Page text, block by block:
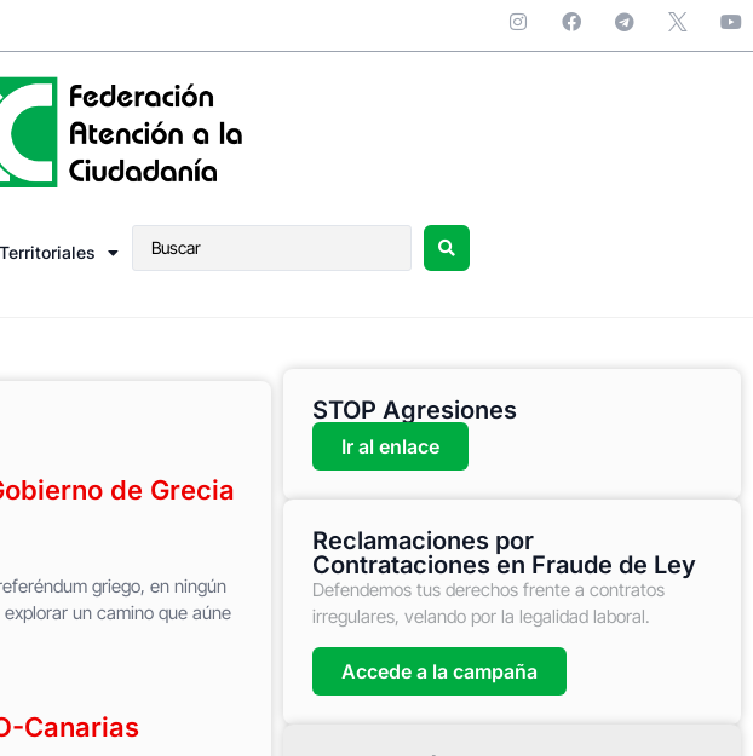
Territoriales
de Grecia
griego, en ningún
un camino que aúne
Canarias
STOP Agresiones
Ir al enlace
Reclamaciones por
Contrataciones en Fraude de Ley
Defendemos tus derechos frente a contratos
irregulares, velando por la legalidad laboral.
Accede a la campaña